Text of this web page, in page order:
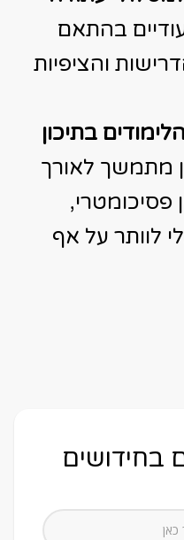
בהתאם
והציפיות
בתיכון
מתמשך לאורך
לוותר על אף
בחידושים